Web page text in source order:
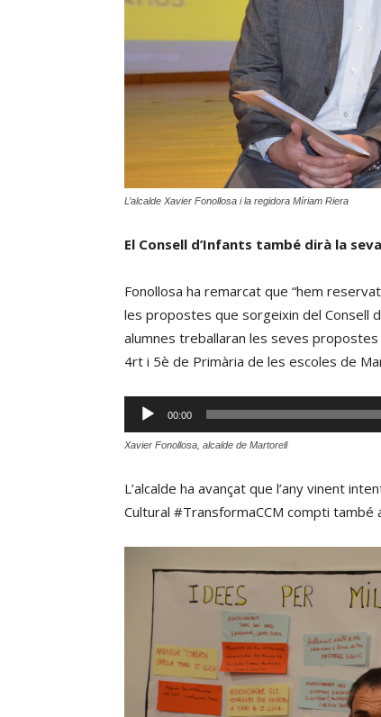
L’alcalde Xavier Fonollosa i la regidora Míriam Riera
El Consell d’Infants també dirà la seva
Fonollosa ha remarcat que “hem
les propostes que sorgeixin del Consell
alumnes treballaran les seves
4rt i 5è de Primària de les escoles de
Reproductor
d'àudio
00:00
Xavier Fonollosa, alcalde de Martorell
L’alcalde ha avançat que l’any vinent
Cultural #TransformaCCM compti